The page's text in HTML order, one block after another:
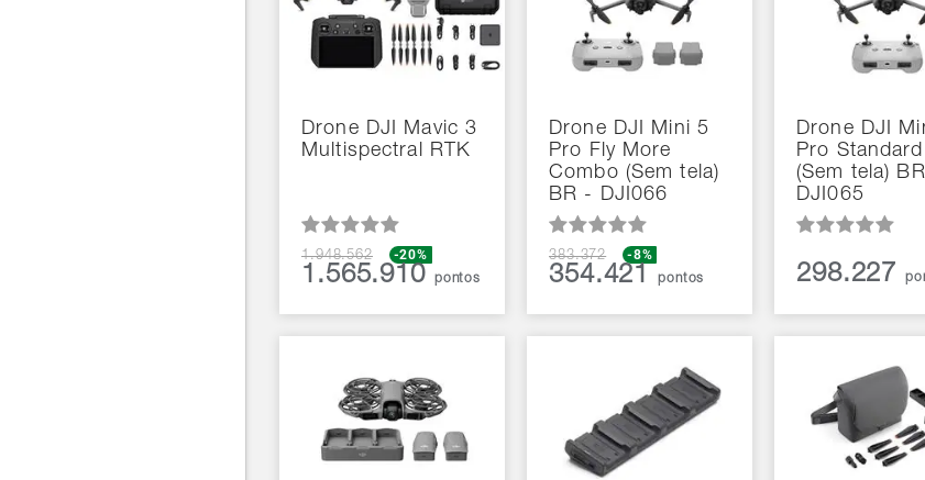
Drone DJI Mavic 3
Multispectral RTK
1.948.562 -20%
1.565.910 pontos
Drone DJI Mini 5
Pro Fly More
Combo (Sem tela)
BR - DJI066
383.372 -8%
354.421 pontos
Drone DJI
Pro Standard
(Sem tela)
DJI065
298.227